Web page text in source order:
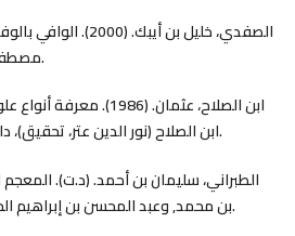
الصفدي، خليل بن أيبك.
مصطفى، تحقيق)، دار إحياء التراث.
ابن الصلاح، عثمان.
ابن الصلاح (نور الدين عتر، تحقيق)، دار الفكر ، ودار الفكر المعاصر.
الطبراني، سليمان بن أحمد. (د.ت).
بن محمد, وعبد المحسن بن إبراهيم الحسيني، تحقيق)، دار الحرمين.